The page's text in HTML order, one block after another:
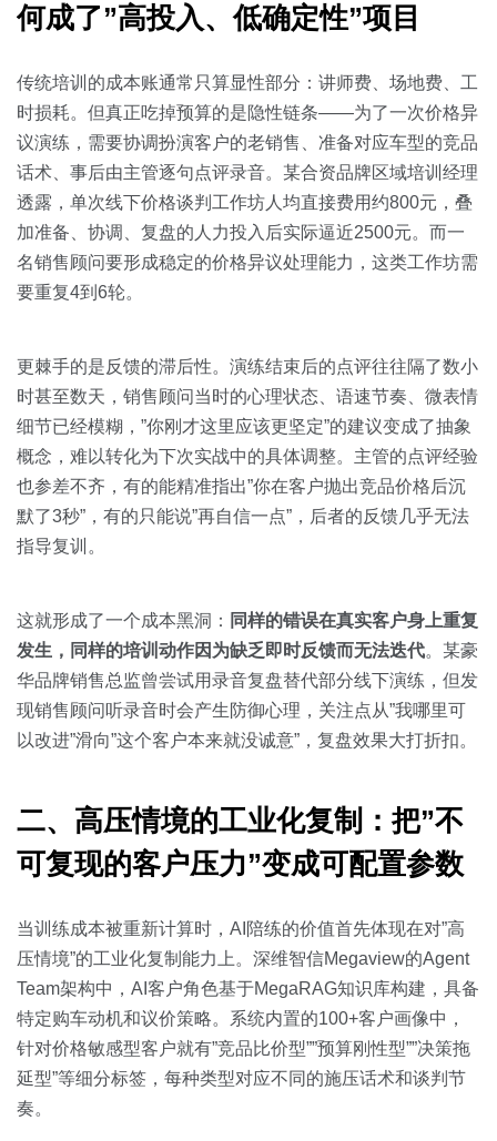
何成了”高投入、低确定性”项目
传统培训的成本账通常只算显性部分：讲师费、场地费、工
时损耗。但真正吃掉预算的是隐性链条——为了一次价格异
议演练，需要协调扮演客户的老销售、准备对应车型的竞品
话术、事后由主管逐句点评录音。某合资品牌区域培训经理
透露，单次线下价格谈判工作坊人均直接费用约800元，叠
加准备、协调、复盘的人力投入后实际逼近2500元。而一
名销售顾问要形成稳定的价格异议处理能力，这类工作坊需
要重复4到6轮。
更棘手的是反馈的滞后性。演练结束后的点评往往隔了数小
时甚至数天，销售顾问当时的心理状态、语速节奏、微表情
细节已经模糊，”你刚才这里应该更坚定”的建议变成了抽象
概念，难以转化为下次实战中的具体调整。主管的点评经验
也参差不齐，有的能精准指出”你在客户抛出竞品价格后沉
默了3秒”，有的只能说”再自信一点”，后者的反馈几乎无法
指导复训。
这就形成了一个成本黑洞： 同样的错误在真实客户身上重复
发生，同样的培训动作因为缺乏即时反馈而无法迭代。某豪
华品牌销售总监曾尝试用录音复盘替代部分线下演练，但发
现销售顾问听录音时会产生防御心理，关注点从”我哪里可
以改进”滑向”这个客户本来就没诚意”，复盘效果大打折扣。
二、高压情境的工业化复制：把”不
可复现的客户压力”变成可配置参数
当训练成本被重新计算时，AI陪练的价值首先体现在对”高
压情境”的工业化复制能力上。深维智信Megaview的Agent
Team架构中，AI客户角色基于MegaRAG知识库构建，具备
特定购车动机和议价策略。系统内置的100+客户画像中，
针对价格敏感型客户就有”竞品比价型””预算刚性型””决策拖
延型”等细分标签，每种类型对应不同的施压话术和谈判节
奏。